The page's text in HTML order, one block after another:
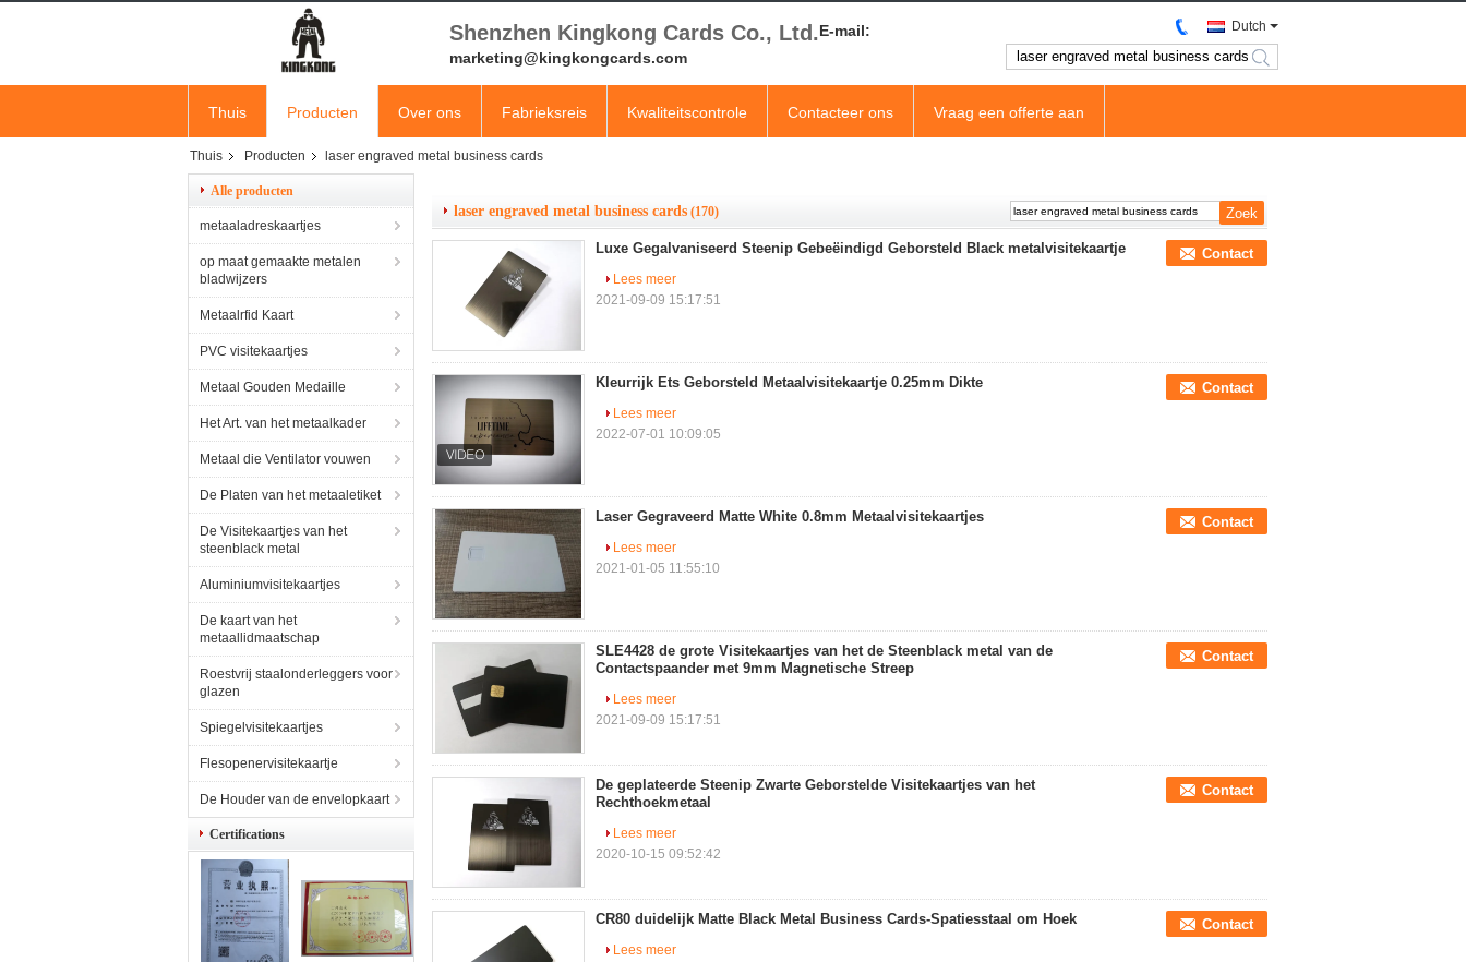
Shenzhen Kingkong Cards Co., Ltd.E-mail:
marketing@kingkongcards.com
Dutch
search
Thuis Producten Over ons Fabrieksreis Kwaliteitscontrole Contacteer ons Vraag een offerte aan
Thuis Producten laser engraved metal business cards
Alle producten
metaaladreskaartjes
op maat gemaakte metalen
bladwijzers
Metaalrfid Kaart
PVC visitekaartjes
Metaal Gouden Medaille
Het Art. van het metaalkader
Metaal die Ventilator vouwen
De Platen van het metaaletiket
De Visitekaartjes van het
steenblack metal
Aluminiumvisitekaartjes
De kaart van het
metaallidmaatschap
Roestvrij staalonderleggers voor
glazen
Spiegelvisitekaartjes
Flesopenervisitekaartje
De Houder van de envelopkaart
Certifications
laser engraved metal business cards (170)
Luxe Gegalvaniseerd Steenip Gebeëindigd Geborsteld Black metalvisitekaartje Contact
Lees meer
2021-09-09 15:17:51
Kleurrijk Ets Geborsteld Metaalvisitekaartje 0.25mm Dikte Contact
Lees meer
2022-07-01 10:09:05
Laser Gegraveerd Matte White 0.8mm Metaalvisitekaartjes Contact
Lees meer
2021-01-05 11:55:10
SLE4428 de grote Visitekaartjes van het de Steenblack metal van de
Contactspaander met 9mm Magnetische Streep
Contact
Lees meer
2021-09-09 15:17:51
De geplateerde Steenip Zwarte Geborstelde Visitekaartjes van het
Rechthoekmetaal
Contact
Lees meer
2020-10-15 09:52:42
CR80 duidelijk Matte Black Metal Business Cards-Spatiesstaal om Hoek Contact
Lees meer